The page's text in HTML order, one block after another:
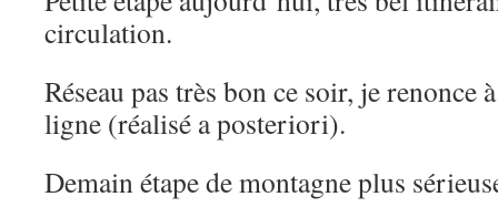
circulation.
Réseau pas très bon ce soir, je renonce
ligne (réalisé a posteriori).
Demain étape de montagne plus